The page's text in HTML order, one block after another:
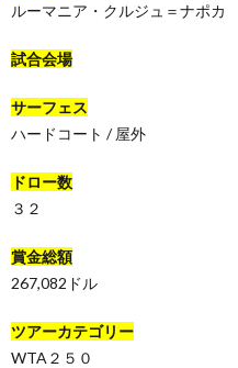
ルーマニア・クルジュ＝ナポカ
試合会場
サーフェス
ハードコート / 屋外
ドロー数
３２
賞金総額
267,082ドル
ツアーカテゴリー
WTA２５０